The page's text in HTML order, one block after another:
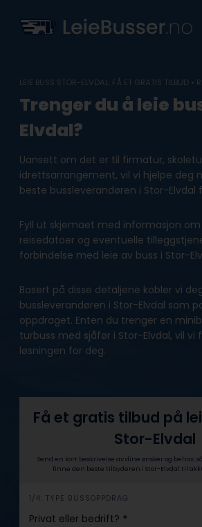
content
LEIE BUSS STOR-ELVDAL: FÅ ET GRATIS TILBUD •
Trenger du å leie
Elvdal?
Uansett om det er til firmatur,
idrettsarrangement, vil vi hjelpe deg
beste bussleverandøren i Stor-Elvdal
Fyll ut skjemaet med informasjon
reisedatoer og eventuelle
forbindelse med leie av buss i Stor-
Basert på disse detaljene kobler vi
bussleverandøren i Stor-Elvdal som
oppdraget. Enten du trenger en
turbuss med sjåfør i Stor-Elvdal, vil vi
løsningen for deg.
Få et gratis tilbud på
Stor-Elvdal
Send en kort beskrivelse av dine ønsker og behov,
finne den beste tilbyderen i Stor-Elvdal til
h
e
1/4: TYPE BUSSOPPDRAG
Privat eller bedrift? *